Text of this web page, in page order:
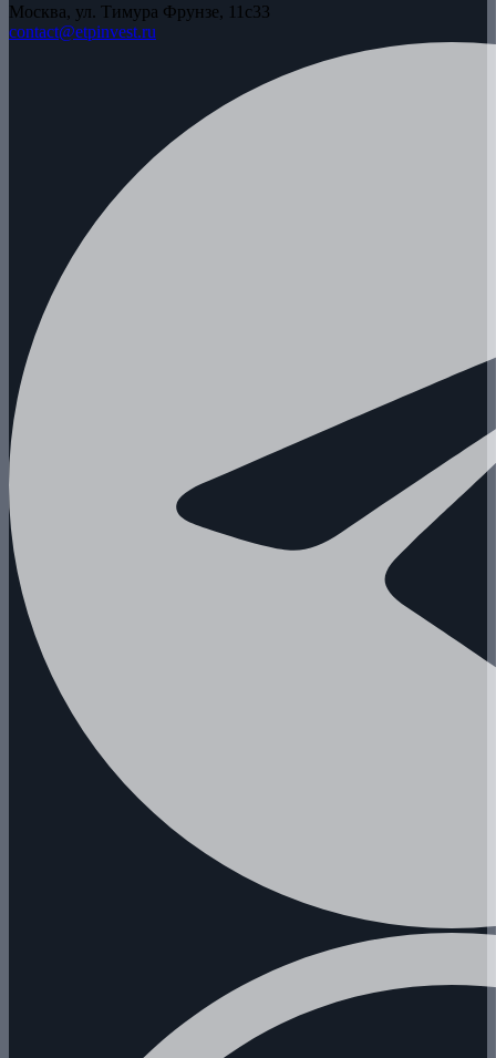
Москва, ул. Тимура Фрунзе, 11с33
contact@etpinvest.ru